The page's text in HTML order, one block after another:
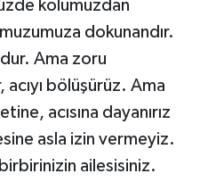
kolumuzdan
dokunandır.
Ama zoru
bölüşürüz. Ama
acısına dayanırız
asla izin vermeyiz.
ailesisiniz.